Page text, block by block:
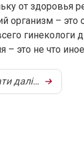
от здоровья
организм – это
гинекологи
– это не что
далі…